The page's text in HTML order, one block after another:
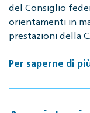
del Consiglio
orientamenti in
prestazioni della
Per saperne di